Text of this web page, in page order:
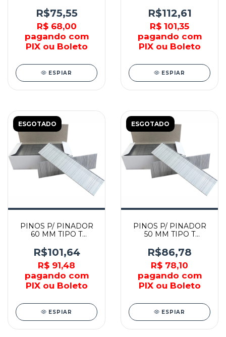
R$75,55
R$ 68,00
pagando com
PIX ou Boleto
ESPIAR
PEÇAS - F-34027 -
MAKITA
R$112,61
R$ 101,35
pagando com
PIX ou Boleto
ESPIAR
ESGOTADO
PINOS P/ PINADOR
60 MM TIPO T
PEÇAS - F-34014 -
MAKITA
R$101,64
R$ 91,48
pagando com
PIX ou Boleto
ESPIAR
ESGOTADO
PINOS P/ PINADOR
50 MM TIPO T
PEÇAS - F-33993 -
MAKITA
R$86,78
R$ 78,10
pagando com
PIX ou Boleto
ESPIAR